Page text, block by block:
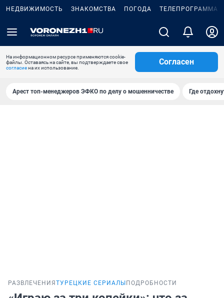
НЕДВИЖИМОСТЬ ЗНАКОМСТВА ПОГОДА ТЕЛЕПРОГРАММА
На информационном ресурсе применяются cookie-
файлы. Оставаясь на сайте, вы подтверждаете свое
согласиена их использование.
Согласен
Арест топ-менеджеров ЭФКО по делу о мошенничестве Где
РАЗВЛЕЧЕНИЯ ТУРЕЦКИЕ СЕРИАЛЫ ПОДРОБНОСТИ